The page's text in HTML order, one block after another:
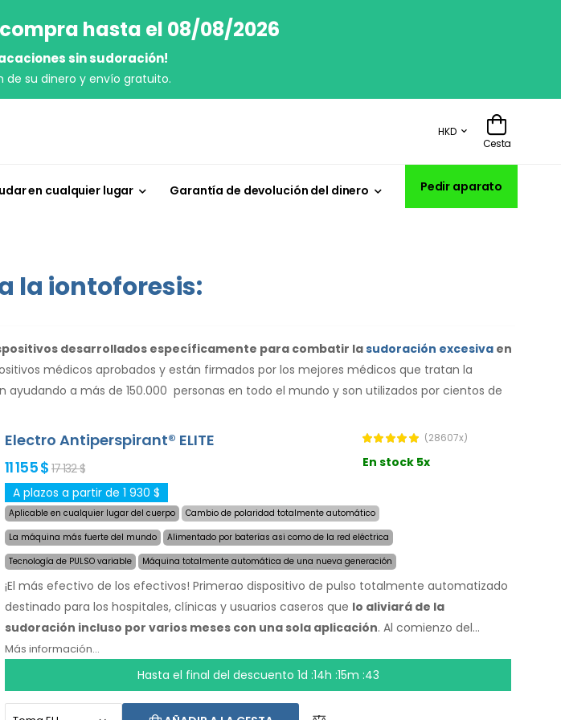
hasta el 08/08/2026
sin sudoración!
de su dinero y envío gratuito.
HKD
Cesta
en cualquier lugar Garantía de devolución del dinero Pedir aparato
la iontoforesis:
desarrollados específicamente para combatir lasudoración excesiva en
médicos aprobados y están firmados por los mejores médicos que tratan la
ayudando a más de 150.000 personas en todo el mundo y son utilizados por cientos de
Electro Antiperspirant® ELITE (28607x)
11 155 $ 17 132 $
En stock 5x
A plazos a partir de 1 930 $
Aplicable en cualquier lugar del cuerpo
Cambio de polaridad totalmente automático
La máquina más fuerte del mundo
Alimentado por baterías asi como de la red eléctrica
Tecnología de PULSO variable
Máquina totalmente automática de una nueva generación
¡El más efectivo de los efectivos! Primerao dispositivo de pulso totalmente automatizado
destinado para los hospitales, clínicas y usuarios caseros que lo aliviará de la
sudoración incluso por varios meses con una sola aplicación. Al comienzo del
tratamiento, solo escoge el área afectada por la sudoración excesiva y la computadora
La revolucionaria tecnología de pulso permite un tratamiento
sensible en cualquier parte del cuerpo, sin incomodidad. Gracias al adaptador de
corriente AC y la batería incorporada de alta capacidad, nunca serás tomado por
Más información...
Hasta el final del descuento 1d :14h :15m :42